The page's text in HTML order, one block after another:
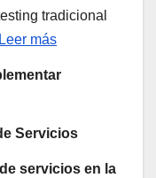
tradicional
más
Servicios
servicios en la